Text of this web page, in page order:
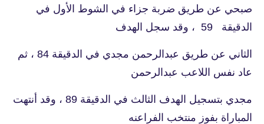
صبحي عن طريق ضربة جزاء في الشوط الأول في
الدقيقة 59 ، وقد سجل الهدف
الثاني عن طريق عبدالرحمن مجدي في الدقيقة 84 ، ثم
عاد نفس اللاعب عبدالرحمن
مجدي بتسجيل الهدف الثالث في الدقيقة 89 ، وقد أنتهت
المباراة بفوز منتخب الفراعنه